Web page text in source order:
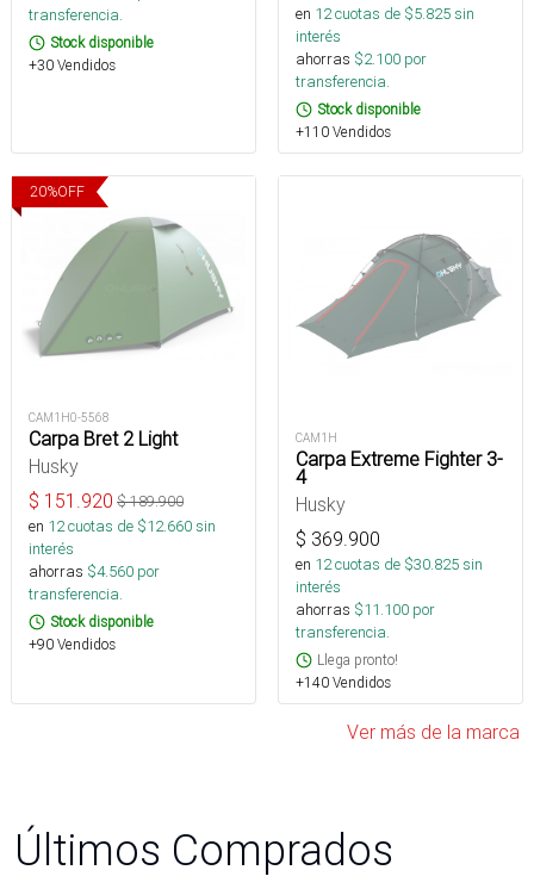
transferencia.
Stock disponible
+30 Vendidos
en 12cuotas de $5.825sin
interés
ahorras $2.100 por
transferencia.
Stock disponible
+110 Vendidos
20%OFF
CAM1H0-5568
Carpa Bret 2 Light
Husky
$ 151.920 $189.900
en 12cuotas de $12.660sin
interés
ahorras $4.560 por
transferencia.
Stock disponible
+90 Vendidos
CAM1H
Carpa Extreme Fighter 3-
4
Husky
$ 369.900
en 12cuotas de $30.825sin
interés
ahorras $11.100 por
transferencia.
Llega pronto!
+140 Vendidos
Ver más de la marca
Últimos Comprados